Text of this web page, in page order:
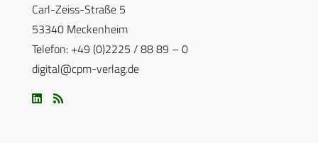
Carl-Zeiss-Straße 5
53340 Meckenheim
Telefon: +49 (0)2225 / 88 89 – 0
digital@cpm-verlag.de